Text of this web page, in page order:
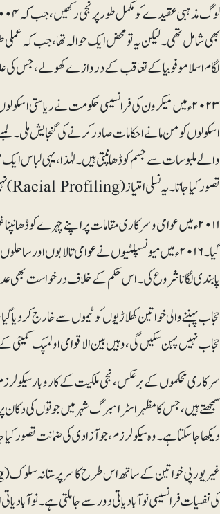
لگام اسلاموفوبیا کے تعاقب کے دروازے کھولے، جس کی
۲۰۲۳ءمیں میکرون کی فرانسیسی حکومت نے ریاستی
اسکولوں کو من مانے احکامات صادر کرنے کی گنجایش ملی۔
والے ملبوسات سے جسم کو ڈھانپتی ہیں۔ لہٰذا، یہی لباس
تصور کیا جاتا۔ یہ نسلی امتیاز (Racial Profiling)نہیں تو کیا ہے؟
۲۰۱۱ءمیں عوامی و سرکاری مقامات پر اپنے چہرے کو
پابندی لگانا شروع کی۔ اس حکم کے خلاف درخواست بھی عدالت میں ۲۰۲۲ء میں
حجاب پہننے والی خواتین کھلاڑیوں کو ٹیموں سے خارج کر دیا
حجاب نہیں پہن سکیں گی، وہیں بین الاقوامی اولمپک
سرکاری محکموں کے برعکس، نجی ملکیت کے
سمجھتے ہیں، جس کا مظہر اسٹراسبرگ شہر میں جوتوں کی
دیکھا جا سکتا ہے۔ وہ سیکولرزم، جو آزادی کی ضمانت تصور